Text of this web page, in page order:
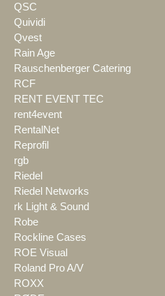
QSC
Quividi
Qvest
Rain Age
Rauschenberger Catering
RCF
RENT EVENT TEC
rent4event
RentalNet
Reprofil
rgb
Riedel
Riedel Networks
rk Light & Sound
Robe
Rockline Cases
ROE Visual
Roland Pro A/V
ROXX